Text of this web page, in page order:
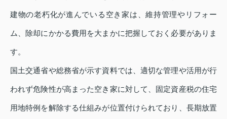
建物の老朽化が進んでいる空き家は、維持管理やリフォー
ム、除却にかかる費用を大まかに把握しておく必要がありま
す。
国土交通省や総務省が示す資料では、適切な管理や活用が行
われず危険性が高まった空き家に対して、固定資産税の住宅
用地特例を解除する仕組みが位置付けられており、長期放置